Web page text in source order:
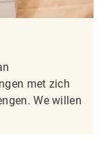
met zich
We willen